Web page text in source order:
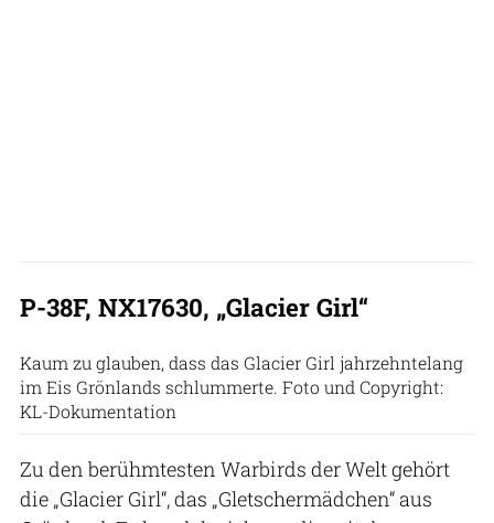
P-38F, NX17630, „Glacier Girl“
Kaum zu glauben, dass das Glacier Girl jahrzehntelang
im Eis Grönlands schlummerte. Foto und Copyright:
KL-Dokumentation
Zu den berühmtesten Warbirds der Welt gehört
die „Glacier Girl“, das „Gletschermädchen“ aus